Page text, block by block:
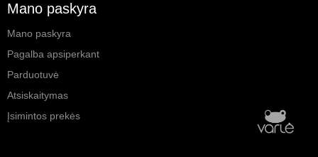
Mano paskyra
Mano paskyra
Pagalba apsiperkant
Parduotuvė
Atsiskaitymas
Įsimintos prekės